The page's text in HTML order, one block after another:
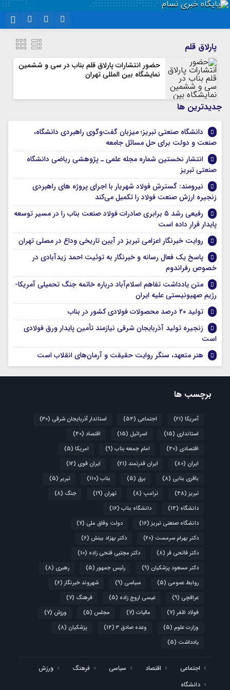
سروش
ایتا
آپارات
واتساپ رمز عبور
پارلاق قلم
حضور انتشارات پارلاق قلم بناب در سی و ششمین
نمایشگاه بین المللی تهران
جديدترين ها
دانشگاه صنعتی تبریز؛ میزبان گفت‌وگوی راهبردی دانشگاه،
صنعت و دولت برای حل مسائل جامعه
انتشار نخستین شماره مجله علمی ـ پژوهشی ریاضی دانشگاه
صنعتی تبریز
نیرومند: گسترش فولاد شهریار با اجرای پروژه های راهبردی
زنجیره ارزش صنعت فولاد را تکمیل می‌کند
رفیعی رشد ۵ برابری صادرات فولاد صنعت بناب را در مسیر توسعه
پایدار قرار داده است
روایت خبرنگار اعزامی تبریز در آیین تاریخی وداع در مصلی تهران
پاسخ یک فعال رسانه و خبرنگار به توئیت احمد زیدآبادی در
خصوص رفراندوم
متن یادداشت تفاهم اسلام‌آباد درباره خاتمه جنگ تحمیلی آمریکا-
رژیم صهیونیستی علیه ایران
تولید ۲۰ درصد محصولات فولادی کشور در بناب
زنجیره تولید آذربایجان شرقی نیازمند تأمین پایدار ورق فولادی
است
هنر متعهد، سنگر روایت حقیقت و آرمان‌های انقلاب است
برچسب ها
آمریکا (21) اجتماعی (54) استاندار آذربایجان شرقی (30)
استانداری (15) اسرائیل (15) اقتصاد (40)
اقتصادی (40) امام جمعه بناب (9) امریکا (5)
ایران (80) ایران قدرتمند (21) ایران قوی (12)
باقری بنابی (8) برق (5) بناب (110) تبریر (5)
تبریز (48) ترامپ (8) تهران (19) جنگ (8)
دانشگاه (14) دانشگاه بناب (16)
دانشگاه صنعتی تبریز (16) دولت وفاق ملی (7)
دکتر بهرام سرمست (20) دکتر بهزاد بینش (6)
دکتر فاتحی فر (8) دکتر مجتبی فتحی زاده (10)
دکتر مسعود پزشکیان (9) رئیس جمهور (5) رهبری (8)
روابط عمومی (5) سیاسی (9) شهروند خبرنگار (6)
عراقچی (9) عیسی اروج زاده (5) فرهنگ (7)
فولاد ظفر (7) مالیات (7) مجلس (5) ورزش (7)
وزارت علوم (5) وعده صادق 3 (14) پزشکیان (8)
یادداشت (5)
اجتماعی اقتصاد سیاسی فرهنگ
ورزش
دانشگاه